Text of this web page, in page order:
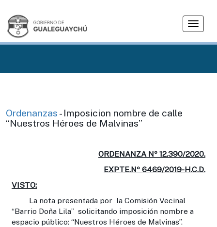
T
g
t
o
Ordenanzas - Imposicion nombre de calle
“Nuestros Héroes de Malvinas”
ORDENANZA Nº 12.390/2020.
EXPTE.Nº 6469/2019-H.C.D.
VISTO:
La nota presentada por la Comisión Vecinal
“Barrio Doña Lila” solicitando imposición nombre a
espacio público: “Nuestros Héroes de Malvinas”.